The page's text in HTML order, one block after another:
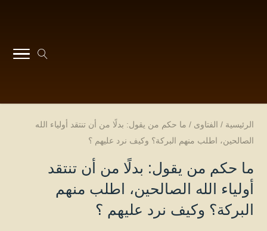
الرئيسية / الفتاوى / ما حكم من يقول: بدلًا من أن تنتقد أولياء الله
الصالحين، اطلب منهم البركة؟ وكيف نرد عليهم ؟
ما حكم من يقول: بدلًا من أن تنتقد
أولياء الله الصالحين، اطلب منهم
البركة؟ وكيف نرد عليهم ؟